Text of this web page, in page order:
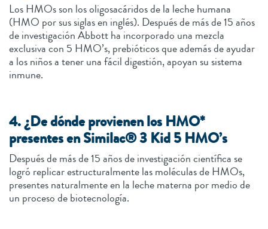
Los HMOs son los oligosacáridos de la leche humana
(HMO por sus siglas en inglés). Después de más de 15 años
de investigación Abbott ha incorporado una mezcla
exclusiva con 5 HMO’s, prebióticos que además de ayudar
a los niños a tener una fácil digestión, apoyan su sistema
inmune.
4. ¿De dónde provienen los HMO*
presentes en Similac® 3 Kid 5 HMO’s
Después de más de 15 años de investigación científica se
logró replicar estructuralmente las moléculas de HMOs,
presentes naturalmente en la leche materna por medio de
un proceso de biotecnología.